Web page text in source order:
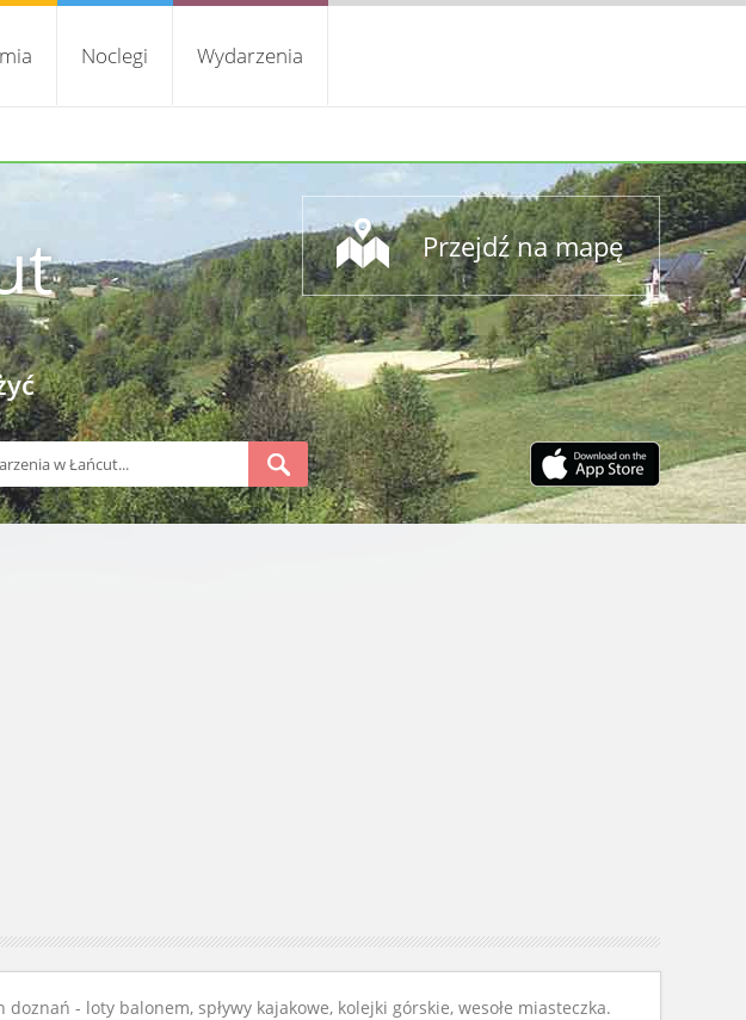
Noclegi Wydarzenia
Przejdź na mapę
- loty balonem, spływy kajakowe, kolejki górskie, wesołe miasteczka.